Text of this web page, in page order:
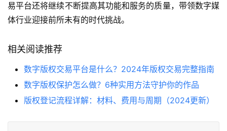
易平台还将继续不断提高其功能和服务的质量，带领数字媒
体行业迎接前所未有的时代挑战。
相关阅读推荐
数字版权交易平台是什么？2024年版权交易完整指南
数字版权保护怎么做？6种实用方法守护你的作品
版权登记流程详解：材料、费用与周期（2024更新）